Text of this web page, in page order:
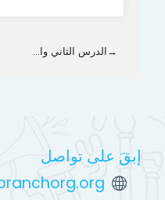
→الدرس الثاني وا...
إبقَ على تواصل